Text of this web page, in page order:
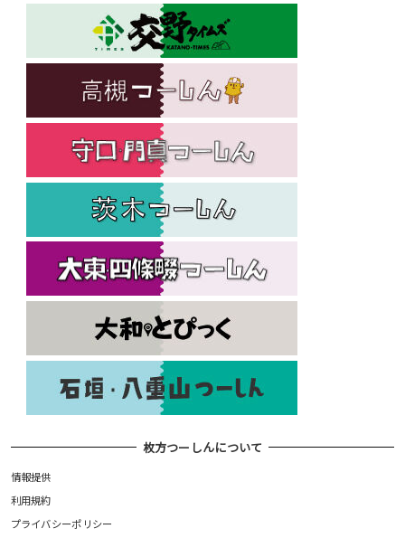
枚方つーしんについて
情報提供
利用規約
プライバシーポリシー